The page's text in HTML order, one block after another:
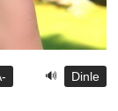
🔊 Dinle